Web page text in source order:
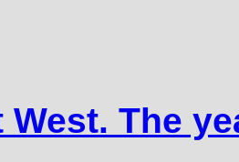
West. The